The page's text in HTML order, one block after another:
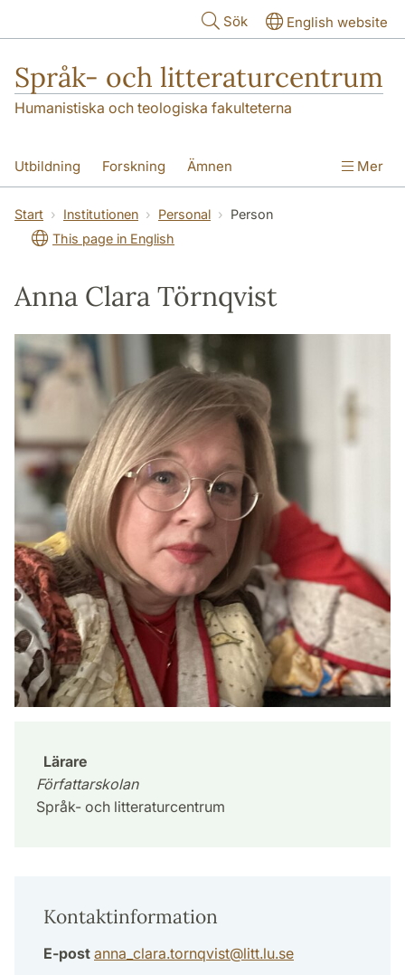
Sök English website
Språk- och litteraturcentrum
Humanistiska och teologiska fakulteterna
Utbildning Forskning Ämnen
SOL-husen Kontakt Institutionen
översättning till svenska
Mer
Start Institutionen Personal
Person
This page in English
Anna Clara Törnqvist
Lärare
Författarskolan
Språk- och litteraturcentrum
Kontaktinformation
E-post anna_clara.tornqvist@litt.lu.se